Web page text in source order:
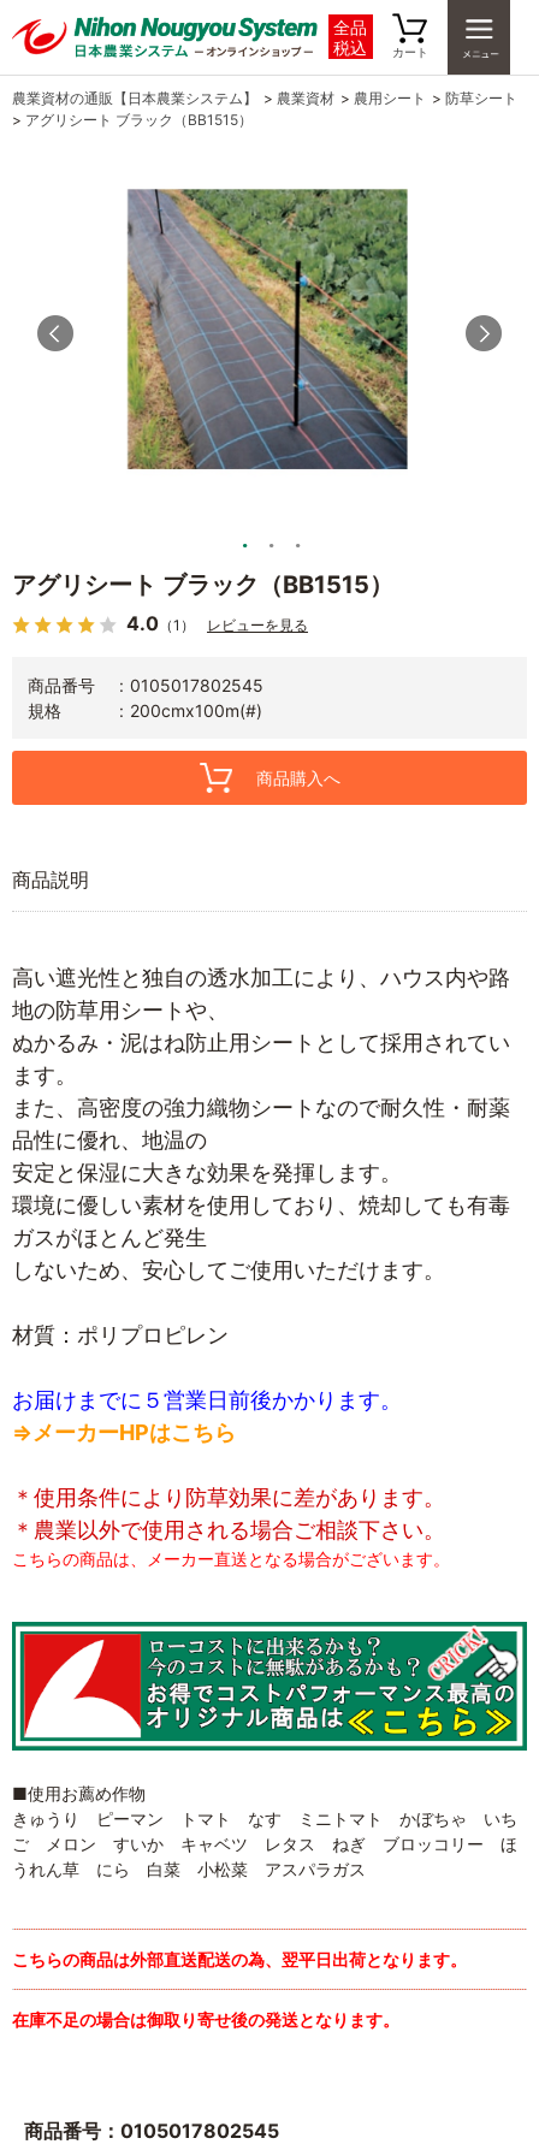
全品
税込
カート
農業資材の通販【日本農業システム】 > 農業資材 > 農用シート > 防草シート
> アグリシート ブラック（BB1515）
アグリシート ブラック（BB1515）
4.0 （1） レビューを見る
商品番号
0105017802545
規格
200cmx100m(#)
商品購入へ
商品説明
高い遮光性と独自の透水加工により、ハウス内や路
地の防草用シートや、
ぬかるみ・泥はね防止用シートとして採用されてい
ます。
また、高密度の強力織物シートなので耐久性・耐薬
品性に優れ、地温の
安定と保湿に大きな効果を発揮します。
環境に優しい素材を使用しており、焼却しても有毒
ガスがほとんど発生
しないため、安心してご使用いただけます。
材質：ポリプロピレン
お届けまでに５営業日前後かかります。
⇒メーカーHPはこちら
＊使用条件により防草効果に差があります。
＊農業以外で使用される場合ご相談下さい。
こちらの商品は、メーカー直送となる場合がございます。
■使用お薦め作物
きゅうり ピーマン トマト なす ミニトマト かぼちゃ いち
ご メロン すいか キャベツ レタス ねぎ ブロッコリー ほ
うれん草 にら 白菜 小松菜 アスパラガス
こちらの商品は外部直送配送の為、翌平日出荷となります。
在庫不足の場合は御取り寄せ後の発送となります。
商品番号：0105017802545